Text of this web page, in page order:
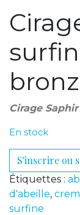
Cirage
En stock
S'inscrire ou
Étiquettes :
d'abeille,
surfine